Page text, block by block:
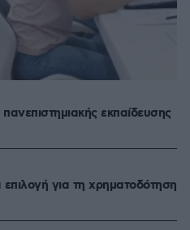
εκπαίδευσης
για τη χρηματοδότηση